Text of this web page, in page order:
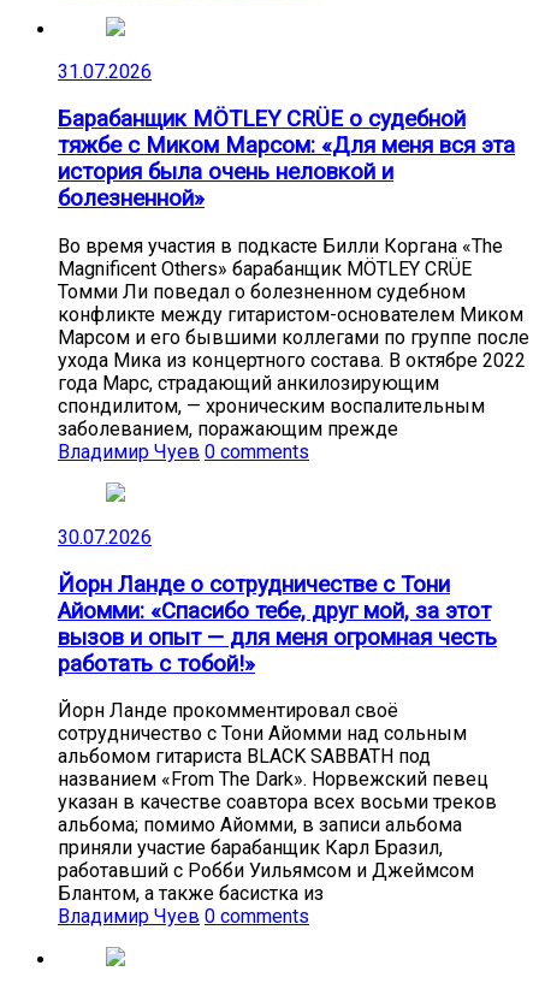
31.07.2026
Барабанщик MÖTLEY CRÜE о судебной
тяжбе с Миком Марсом: «Для меня вся эта
история была очень неловкой и
болезненной»
Во время участия в подкасте Билли Коргана «The
Magnificent Others» барабанщик MÖTLEY CRÜE
Томми Ли поведал о болезненном судебном
конфликте между гитаристом-основателем Миком
Марсом и его бывшими коллегами по группе после
ухода Мика из концертного состава. В октябре 2022
года Марс, страдающий анкилозирующим
спондилитом, — хроническим воспалительным
заболеванием, поражающим прежде
Владимир Чуев 0 comments
30.07.2026
Йорн Ланде о сотрудничестве с Тони
Айомми: «Спасибо тебе, друг мой, за этот
вызов и опыт — для меня огромная честь
работать с тобой!»
Йорн Ланде прокомментировал своё
сотрудничество с Тони Айомми над сольным
альбомом гитариста BLACK SABBATH под
названием «From The Dark». Норвежский певец
указан в качестве соавтора всех восьми треков
альбома; помимо Айомми, в записи альбома
приняли участие барабанщик Карл Бразил,
работавший с Робби Уильямсом и Джеймсом
Блантом, а также басистка из
Владимир Чуев 0 comments